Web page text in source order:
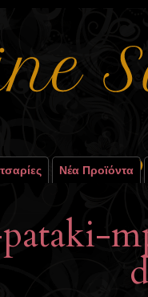
Νέα Προϊόντα